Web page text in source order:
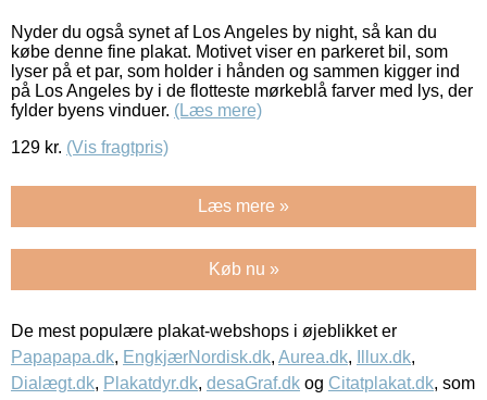
Nyder du også synet af Los Angeles by night, så kan du
købe denne fine plakat. Motivet viser en parkeret bil, som
lyser på et par, som holder i hånden og sammen kigger ind
på Los Angeles by i de flotteste mørkeblå farver med lys, der
fylder byens vinduer. (Læs mere)
129 kr. (Vis fragtpris)
Læs mere »
Køb nu »
De mest populære plakat-webshops i øjeblikket er
Papapapa.dk, EngkjærNordisk.dk, Aurea.dk, Illux.dk,
Dialægt.dk, Plakatdyr.dk, desaGraf.dk og Citatplakat.dk, som